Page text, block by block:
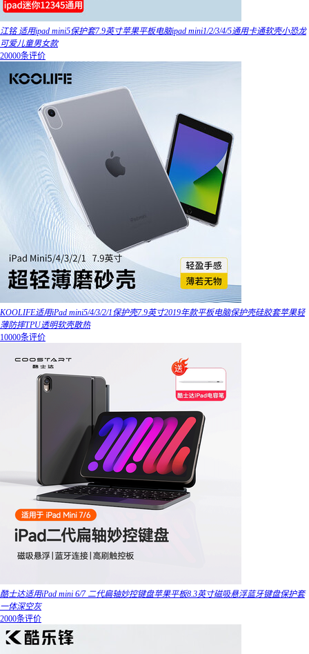
江铭 适用ipad mini5保护套7.9英寸苹果平板电脑ipad mini1/2/3/4/5通用卡通软壳小恐龙
可爱儿童男女款
20000条评价
KOOLIFE适用iPad mini5/4/3/2/1保护壳7.9英寸2019年款平板电脑保护壳硅胶套苹果轻
薄防摔TPU透明软壳散热
10000条评价
酷士达适用iPad mini 6/7 二代扁轴妙控键盘苹果平板8.3英寸磁吸悬浮蓝牙键盘保护套
一体深空灰
2000条评价